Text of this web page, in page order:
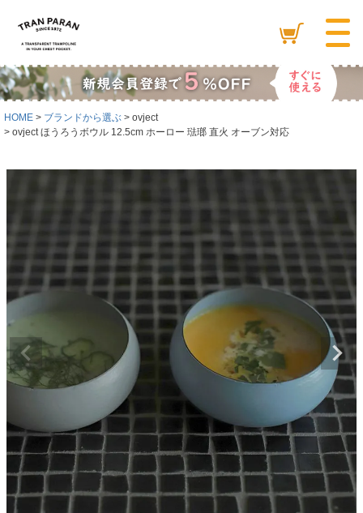
HOME ブランドから選ぶ
ovject
ovject ほうろうボウル 12.5cm ホーロー 琺瑯 直火 オーブン対応